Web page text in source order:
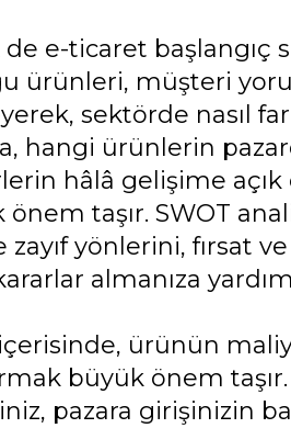
e-ticaret başlangıç
ürünleri, müşteri
sektörde nasıl
hangi ürünlerin
hâlâ gelişime
taşır. SWOT
yönlerini, fırsat
almanıza
ürünün
büyük önem taşır.
pazara girişinizin